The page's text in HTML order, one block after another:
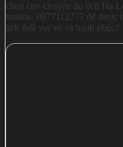
chọn cho chuyến du lịch Hạ
hotline: 0977112777 để
lịch thật vui vẻ và hạnh phúc!